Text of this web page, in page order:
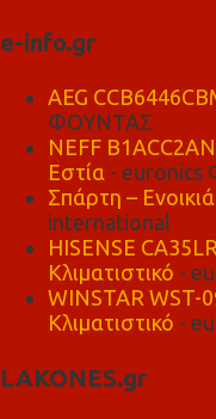
e-info.gr
AEG
ΦΟΥΝΤΑΣ
NEFF
Εστία -
Σπάρτη –
international
HISENSE
Κλιματιστικό -
WINSTAR WST-
Κλιματιστικό -
LAKONES.gr